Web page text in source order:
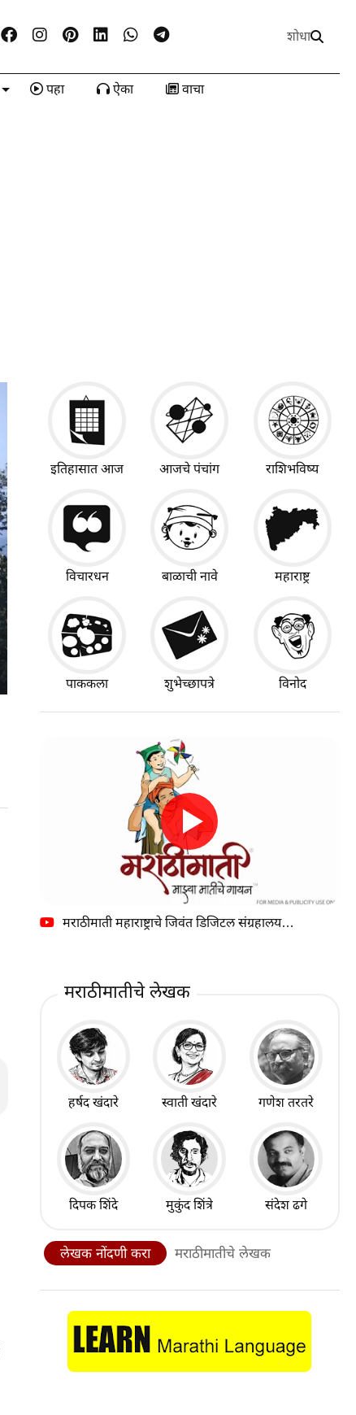
शोधा
पहा ऐका वाचा
इतिहासात आज आजचे पंचांग राशिभविष्य
विचारधन बाळाची नावे महाराष्ट्र
पाककला शुभेच्छापत्रे विनोद
मराठीमाती महाराष्ट्राचे जिवंत डिजिटल संग्रहालय…
मराठीमातीचे लेखक
हर्षद खंदारे स्वाती खंदारे गणेश तरतरे
दिपक शिंदे मुकुंद शिंत्रे संदेश ढगे
लेखक नोंदणी करा मराठीमातीचे लेखक